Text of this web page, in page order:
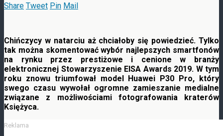
Share Tweet Pin Mail
Chińczycy w natarciu aż chciałoby się powiedzieć. Tylko
tak można skomentować wybór najlepszych smartfonów
na rynku przez prestiżowe i cenione w branży
elektronicznej Stowarzyszenie EISA Awards 2019. W tym
roku znowu triumfował model Huawei P30 Pro, który
swego czasu wywołał ogromne zamieszanie medialne
związane z możliwościami fotografowania kraterów
Księżyca.
Reklama